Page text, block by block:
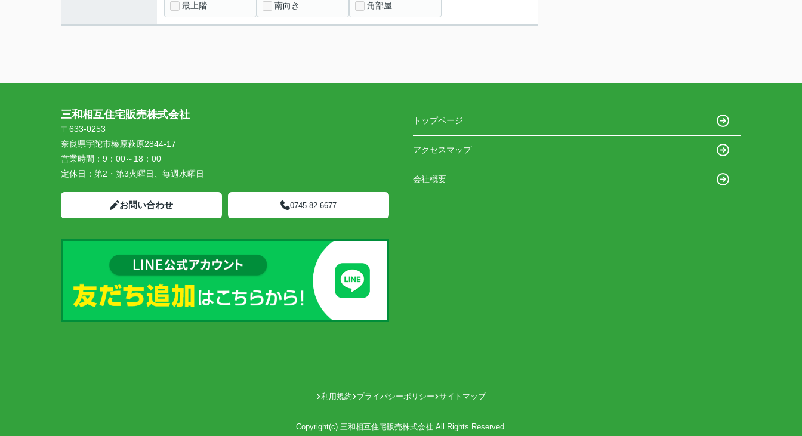
最上階 南向き 角部屋
三和相互住宅販売株式会社
〒633-0253
奈良県宇陀市榛原萩原2844-17
営業時間： 9：00～18：00
定休日： 第2・第3火曜日、毎週水曜日
お問い合わせ 0745-82-6677
トップページ
アクセスマップ
会社概要
利用規約 プライバシーポリシー サイトマップ
Copyright(c) 三和相互住宅販売株式会社 All Rights Reserved.